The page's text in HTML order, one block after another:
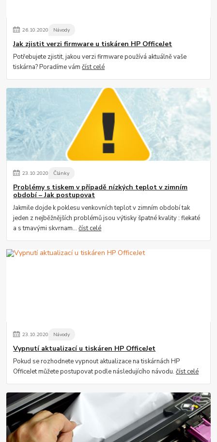
26.10.2020 Návody
Jak zjistit verzi firmware u tiskáren HP OfficeJet
Potřebujete zjistit, jakou verzi firmware používá aktuálně vaše
tiskárna? Poradíme vámčíst celé
23.10.2020 Články
Problémy s tiskem v případě nízkých teplot v zimním
období – Jak postupovat
Jakmile dojde k poklesu venkovních teplot v zimním období tak
jeden z nejběžnějších problémů jsou výtisky špatné kvality : flekaté
a s tmavými skvrnam...číst celé
23.10.2020 Návody
Vypnutí aktualizací u tiskáren HP OfficeJet
Pokud se rozhodnete vypnout aktualizace na tiskárnách HP
OfficeJet můžete postupovat podle následujícího návodu.číst celé